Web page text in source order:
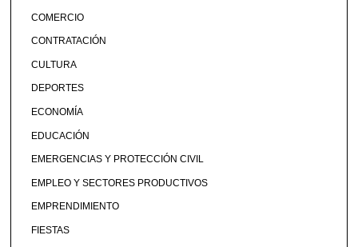
COMERCIO
CONTRATACIÓN
CULTURA
DEPORTES
ECONOMÍA
EDUCACIÓN
EMERGENCIAS Y PROTECCIÓN CIVIL
EMPLEO Y SECTORES PRODUCTIVOS
EMPRENDIMIENTO
FIESTAS